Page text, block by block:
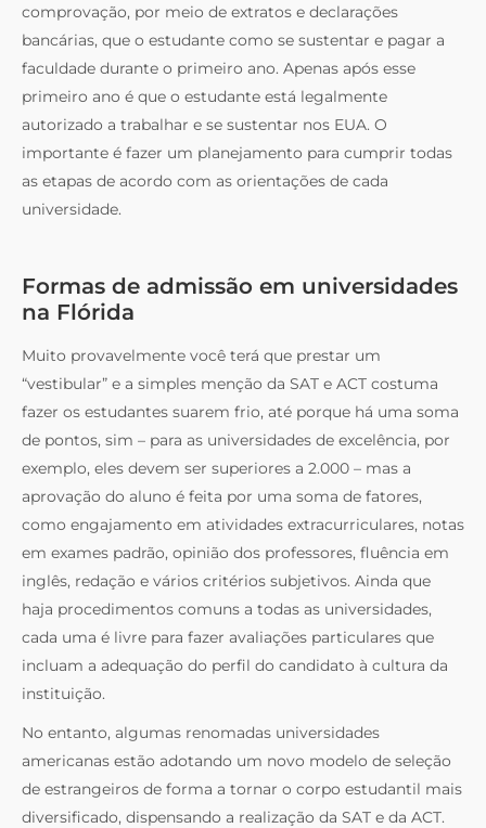
comprovação, por meio de extratos e declarações
bancárias, que o estudante como se sustentar e pagar a
faculdade durante o primeiro ano. Apenas após esse
primeiro ano é que o estudante está legalmente
autorizado a trabalhar e se sustentar nos EUA. O
importante é fazer um planejamento para cumprir todas
as etapas de acordo com as orientações de cada
universidade.
Formas de admissão em universidades
na Flórida
Muito provavelmente você terá que prestar um
“vestibular” e a simples menção da SAT e ACT costuma
fazer os estudantes suarem frio, até porque há uma soma
de pontos, sim – para as universidades de excelência, por
exemplo, eles devem ser superiores a 2.000 – mas a
aprovação do aluno é feita por uma soma de fatores,
como engajamento em atividades extracurriculares, notas
em exames padrão, opinião dos professores, fluência em
inglês, redação e vários critérios subjetivos. Ainda que
haja procedimentos comuns a todas as universidades,
cada uma é livre para fazer avaliações particulares que
incluam a adequação do perfil do candidato à cultura da
instituição.
No entanto, algumas renomadas universidades
americanas estão adotando um novo modelo de seleção
de estrangeiros de forma a tornar o corpo estudantil mais
diversificado, dispensando a realização da SAT e da ACT.